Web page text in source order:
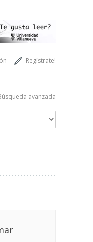
Regístrate!
avanzada